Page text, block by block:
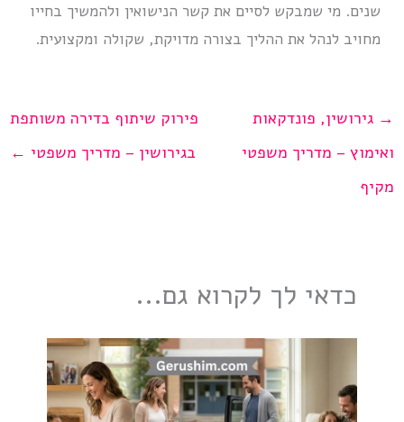
שנים. מי שמבקש לסיים את קשר הנישואין ולהמשיך בחייו
מחויב לנהל את ההליך בצורה מדויקת, שקולה ומקצועית.
פירוק שיתוף בדירה משותפת
בגירושין – מדריך משפטי ←
→גירושין, פונדקאות
ואימוץ – מדריך משפטי
מקיף
כדאי לך לקרוא גם...